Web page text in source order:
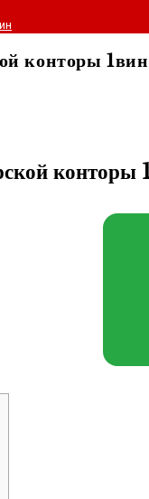
конторы 1вин
конторы